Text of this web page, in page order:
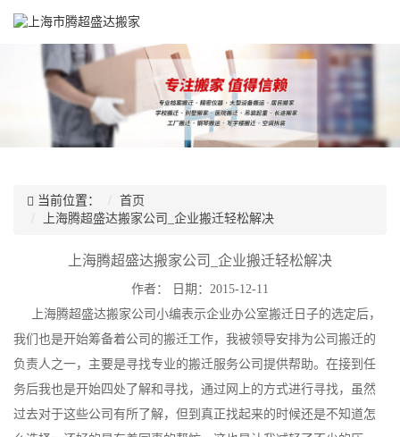
当前位置：
首页
上海腾超盛达搬家公司_企业搬迁轻松解决
上海腾超盛达搬家公司_企业搬迁轻松解决
作者：
日期：2015-12-11
上海腾超盛达搬家公司小编表示企业办公室搬迁日子的选定后，
我们也是开始筹备着公司的搬迁工作，我被领导安排为公司搬迁的
负责人之一，主要是寻找专业的搬迁服务公司提供帮助。在接到任
务后我也是开始四处了解和寻找，通过网上的方式进行寻找，虽然
过去对于这些公司有所了解，但到真正找起来的时候还是不知道怎